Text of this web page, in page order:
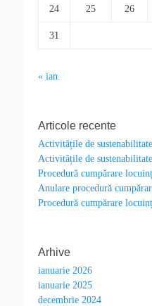
24 25 26
31
« ian.
Articole recente
Activitățile de
Activitățile de
Procedură cumpărare
Anulare procedură
Procedură cumpărare
Arhive
ianuarie 2026
ianuarie 2025
decembrie 2024